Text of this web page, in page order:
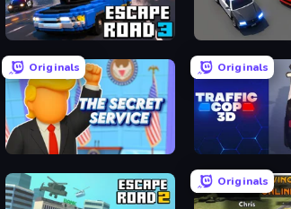
Escape Road 3 Mad Pursuit
Originals
The Secret Service
Originals
Traffic Cop 3D
Originals